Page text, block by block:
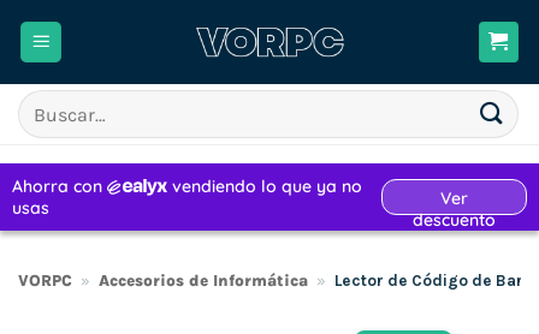
Buscar
por:
VORPC » Accesorios de Informática » Lector de Código de